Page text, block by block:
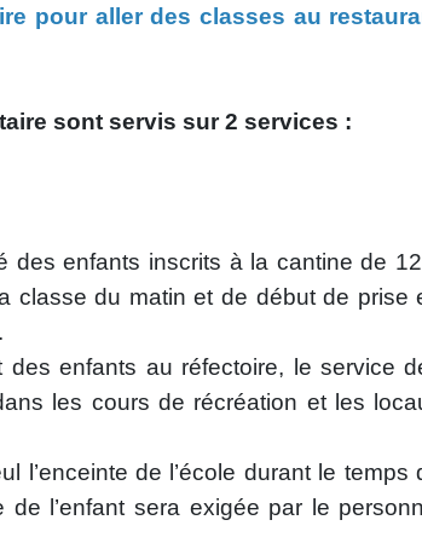
pour aller des classes au
sont servis sur 2 services :
des enfants inscrits à la cantine de
classe du matin et de début de prise
des enfants au réfectoire, le service
les cours de récréation et les
l’enceinte de l’école durant le temps
l’enfant sera exigée par le